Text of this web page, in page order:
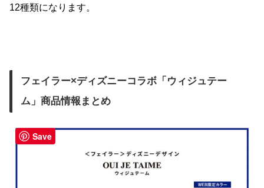
12種類になります。
フェイラー×ディズニーコラボ「ウィジュテー
ム」商品情報まとめ
Save